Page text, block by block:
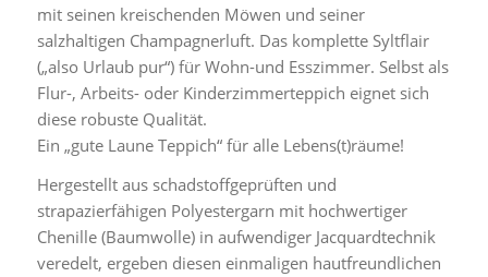
mit seinen kreischenden Möwen und seiner
salzhaltigen Champagnerluft. Das komplette Syltflair
(„also Urlaub pur“) für Wohn-und Esszimmer. Selbst als
Flur-, Arbeits- oder Kinderzimmerteppich eignet sich
diese robuste Qualität.
Ein „gute Laune Teppich“ für alle Lebens(t)räume!
Hergestellt aus schadstoffgeprüften und
strapazierfähigen Polyestergarn mit hochwertiger
Chenille (Baumwolle) in aufwendiger Jacquardtechnik
veredelt, ergeben diesen einmaligen hautfreundlichen